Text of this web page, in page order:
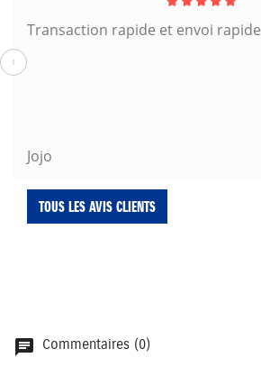
Transaction rapide et envoi rapide
Jojo
‹
TOUS LES AVIS CLIENTS
chat Commentaires (0)